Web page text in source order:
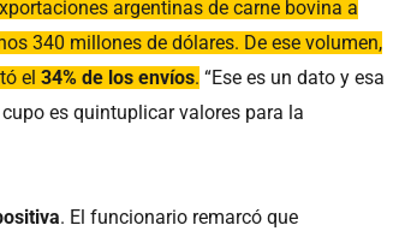
argentinas de carne bovina a
340 millones de dólares. De ese volumen,
el34% de los envíos. “Ese es un dato y esa
es quintuplicar valores para la
. El funcionario remarcó que